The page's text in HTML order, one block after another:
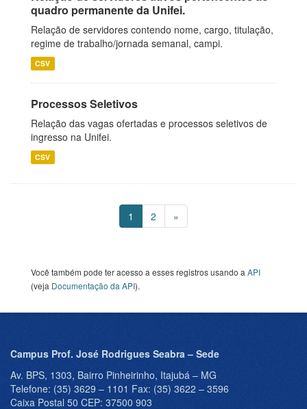
quadro permanente da Unifei.
Relação de servidores contendo nome, cargo, titulação,
regime de trabalho/jornada semanal, campi.
CSV
Processos Seletivos
Relação das vagas ofertadas e processos seletivos de
ingresso na Unifei.
CSV
1 2 »
Você também pode ter acesso a esses registros usando a API
(veja Documentação da API).
Campus Prof. José Rodrigues Seabra – Sede
Av. BPS, 1303, Bairro Pinheirinho, Itajubá – MG
Telefone: (35) 3629 – 1101 Fax: (35) 3622 – 3596
Caixa Postal 50 CEP: 37500 903